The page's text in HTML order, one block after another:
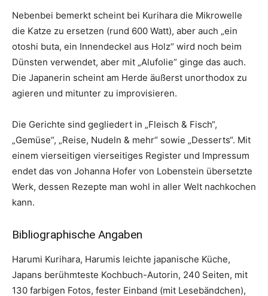
Nebenbei bemerkt scheint bei Kurihara die Mikrowelle
die Katze zu ersetzen (rund 600 Watt), aber auch „ein
otoshi buta, ein Innendeckel aus Holz“ wird noch beim
Dünsten verwendet, aber mit „Alufolie“ ginge das auch.
Die Japanerin scheint am Herde äußerst unorthodox zu
agieren und mitunter zu improvisieren.
Die Gerichte sind gegliedert in „Fleisch & Fisch“,
„Gemüse“, „Reise, Nudeln & mehr“ sowie „Desserts“. Mit
einem vierseitigen vierseitiges Register und Impressum
endet das von Johanna Hofer von Lobenstein übersetzte
Werk, dessen Rezepte man wohl in aller Welt nachkochen
kann.
Bibliographische Angaben
Harumi Kurihara, Harumis leichte japanische Küche,
Japans berühmteste Kochbuch-Autorin, 240 Seiten, mit
130 farbigen Fotos, fester Einband (mit Lesebändchen),